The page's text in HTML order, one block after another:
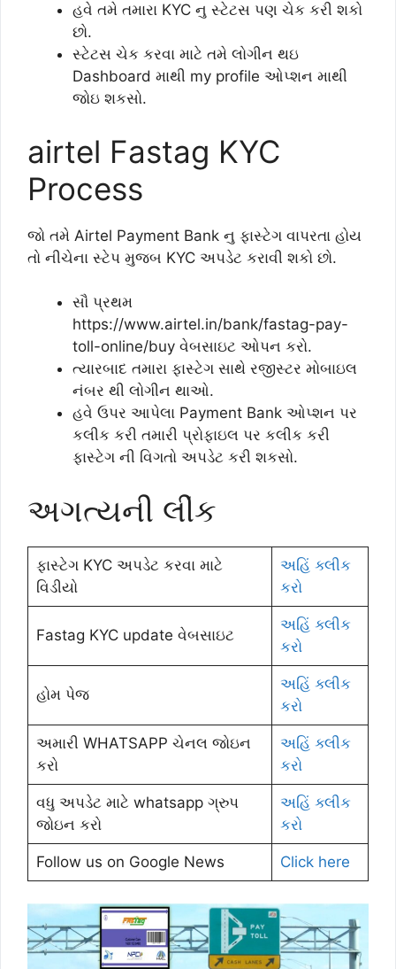
હવે તમે તમારા KYC નુ સ્ટેટસ પણ ચેક કરી શકો
છો.
સ્ટેટસ ચેક કરવા માટે તમે લોગીન થઇ
Dashboard માથી my profile ઓપ્શન માથી
જોઇ શકસો.
airtel Fastag KYC
Process
જો તમે Airtel Payment Bank નુ ફાસ્ટેગ વાપરતા હોય
તો નીચેના સ્ટેપ મુજબ KYC અપડેટ કરાવી શકો છો.
સૌ પ્રથમ
https://www.airtel.in/bank/fastag-pay-
toll-online/buy વેબસાઇટ ઓપન કરો.
ત્યારબાદ તમારા ફાસ્ટેગ સાથે રજીસ્ટર મોબાઇલ
નંબર થી લોગીન થાઓ.
હવે ઉપર આપેલા Payment Bank ઓપ્શન પર
કલીક કરી તમારી પ્રોફાઇલ પર કલીક કરી
ફાસ્ટેગ ની વિગતો અપડેટ કરી શકસો.
અગત્યની લીંક
ફાસ્ટેગ KYC અપડેટ કરવા માટે
વિડીયો
અહિં ક્લીક
કરો
Fastag KYC update વેબસાઇટ
અહિં ક્લીક
કરો
હોમ પેજ
અહિં ક્લીક
કરો
અમારી WHATSAPP ચેનલ જોઇન
કરો
અહિં ક્લીક
કરો
વધુ અપડેટ માટે whatsapp ગ્રુપ
જોઇન કરો
અહિં ક્લીક
કરો
Follow us on Google News Click here